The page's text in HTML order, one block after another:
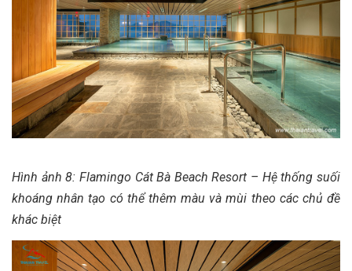
Hình ảnh 8: Flamingo Cát Bà Beach Resort – Hệ thống suối
khoáng nhân tạo có thể thêm màu và mùi theo các chủ đề
khác biệt